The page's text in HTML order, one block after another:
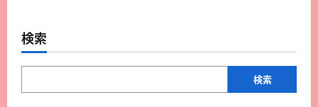
検索
検索